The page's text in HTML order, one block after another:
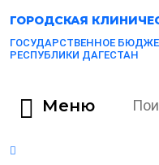
ГОРОДСКАЯ
ГОСУДАРСТВЕННОЕ
РЕСПУБЛИКИ ДАГЕСТАН
Меню